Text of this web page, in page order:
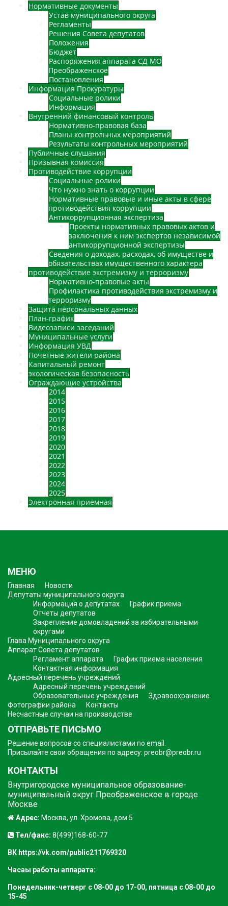
Нормативные документы
Устав муниципального округа
Регламенты
Решения Совета депутатов
Положения
Бюджет
Распоряжения аппарата СД МО
Преображенское
Постановления
Информация Прокуратуры
Социальные ролики
Информация
Внутренний финансовый контроль
Нормативно-правовая база
Планы контрольных мероприятий
Результаты контрольных мероприятий
Публичные слушания
Призывная комиссия
Противодействие коррупции
Социальные ролики
Что нужно знать о коррупции
Нормативные правовые и иные акты в сфере
противодействия коррупции
Антикоррупционная экспертиза
Проекты нормативных правовых актов и
заключения к ним экспертов независимой
антикоррупционной экспертизы
Сведения о доходах, расходах, об имуществе и
обязательствах имущественного характера
противодействие экстремизму и терроризму
Нормативно-правовые акты
Профилактика противодействия экстремизму и
терроризму
Защита персональных данных
План-график
Видеозаписи заседаний
Муниципальные услуги
Информация УВД
Почетные жители района
Капитальный ремонт
экологическая безопасность
Ограждающие устройства
2014
2015
2016
2017
2018
2019
2020
2021
2022
2023
2024
2025
Электронная приемная
МЕНЮ
Главная
Новости
Депутаты муниципального округа
Информация о депутатах
График приема
Отчеты депутатов
Закрепление домовладений за избирательными
округами
Глава Муниципального округа
Аппарат Совета депутатов
Регламент аппарата
График приема населения
Контактная информация
Адресный перечень учреждений
Адресный перечень учреждений
Образовательные учреждения
Здравоохранение
Фотографии района
Контакты
Несчастные случаи на производстве
ОТПРАВЬТЕ ПИСЬМО
Решение вопросов со специалистами по email.
Присылайте свои обращения по адресу: preobr@preobr.ru
КОНТАКТЫ
Внутригородске муниципальное образование-
муниципальный округ Преображенское в городе
Москве
Адрес: Москва, ул. Хромова, дом 5
Тел/факс: 8(499)168-60-77
ВК https://vk.com/public211769320
Часаы работы аппарата:
Понедельник-четверг с 08-00 до 17-00, пятница с 08-00 до
15-45